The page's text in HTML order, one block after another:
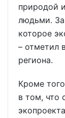
природой
людьми.
которое
– отметил
региона.
Кроме
в том, что